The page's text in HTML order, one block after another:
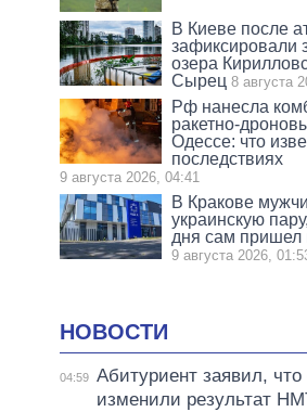
В Киеве после
зафиксировали
озера
Сырец 8 августа
Рф нанесла
ракетно-
Одессе: что
последствиях
9 августа 2026, 04:41
В Кракове
украинскую
дня сам пришел
9 августа 2026,
НОВОСТИ
04:59 Абитуриент заявил,
изменили результат